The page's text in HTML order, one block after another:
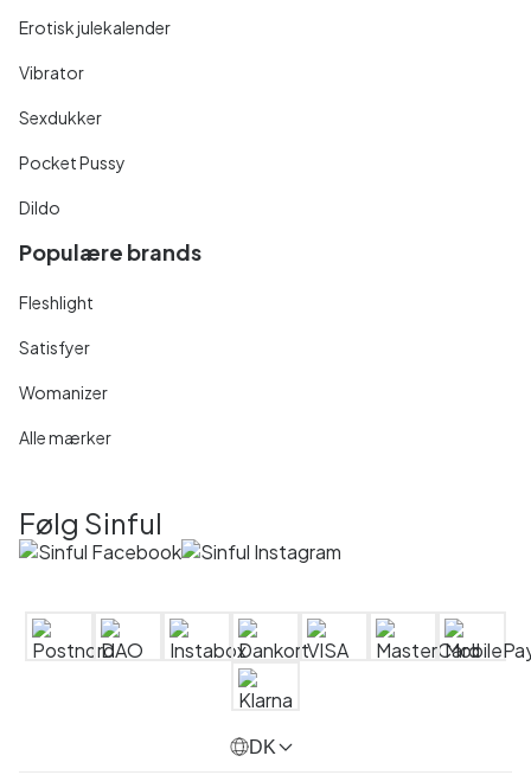
Erotisk julekalender
Vibrator
Sexdukker
Pocket Pussy
Dildo
Populære brands
Fleshlight
Satisfyer
Womanizer
Alle mærker
Følg Sinful
DK